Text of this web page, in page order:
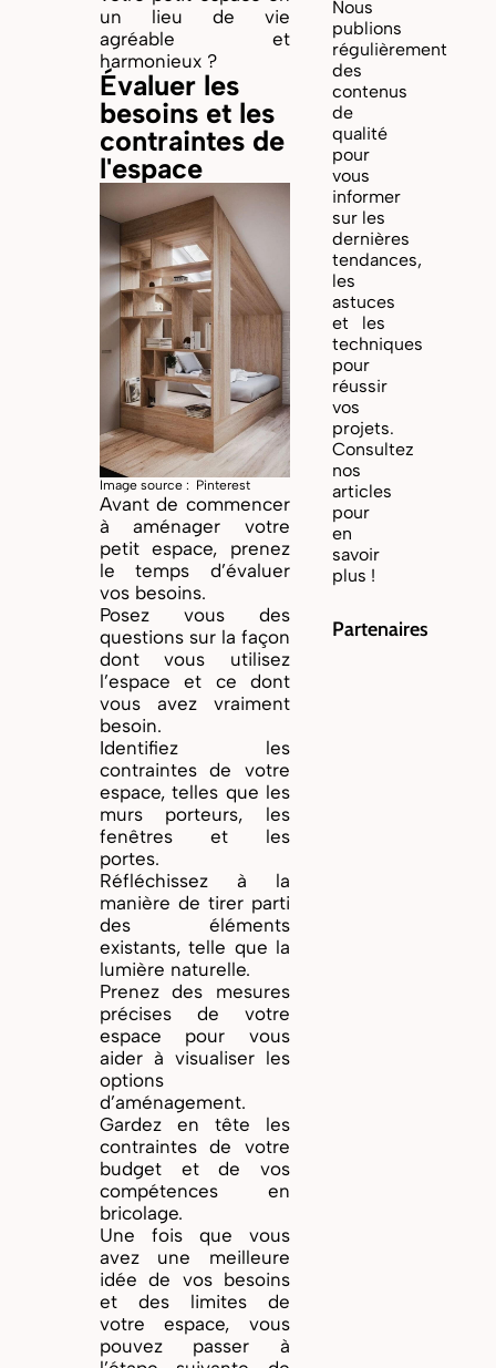
un lieu de vie
agréable et
harmonieux ?
Évaluer les
besoins et les
contraintes de
l'espace
Image source : Pinterest
Avant de commencer
à aménager votre
petit espace, prenez
le temps d’évaluer
vos besoins.
Posez vous des
questions sur la façon
dont vous utilisez
l’espace et ce dont
vous avez vraiment
besoin.
Identifiez les
contraintes de votre
espace, telles que les
murs porteurs, les
fenêtres et les
portes.
Réfléchissez à la
manière de tirer parti
des éléments
existants, telle que la
lumière naturelle.
Prenez des mesures
précises de votre
espace pour vous
aider à visualiser les
options
d’aménagement.
Gardez en tête les
contraintes de votre
budget et de vos
compétences en
bricolage.
Une fois que vous
avez une meilleure
idée de vos besoins
et des limites de
votre espace, vous
pouvez passer à
Nous
publions
régulièrement
des
contenus
de
qualité
pour
vous
informer
sur les
dernières
tendances,
les
astuces
et les
techniques
pour
réussir
vos
projets.
Consultez
nos
articles
pour
en
savoir
plus !
Partenaires